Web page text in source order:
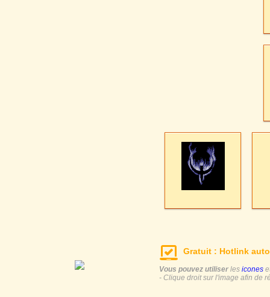
Gratuit : Hotlink
Vous pouvez utiliser les icones
- Clique droit sur l'image afin de